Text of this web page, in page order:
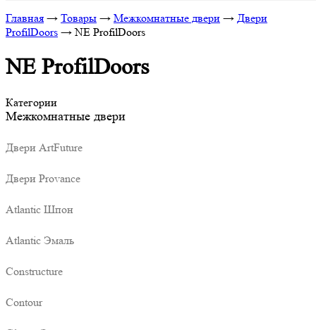
Главная → Товары → Межкомнатные двери → Двери
ProfilDoors →NE ProfilDoors
NE ProfilDoors
Категории
Межкомнатные двери
Двери ArtFuture
Двери Provance
Atlantic Шпон
Atlantic Эмаль
Constructure
Contour